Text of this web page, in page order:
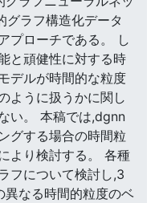
グラフ構造化データ
プローチである。 し
と頑健性に対する時
デルが時間的な粒度
ように扱うかに関し
い。 本稿では,dgnn
グする場合の時間粒
より検討する。 各種
フについて検討し,3
なる時間的粒度のベ